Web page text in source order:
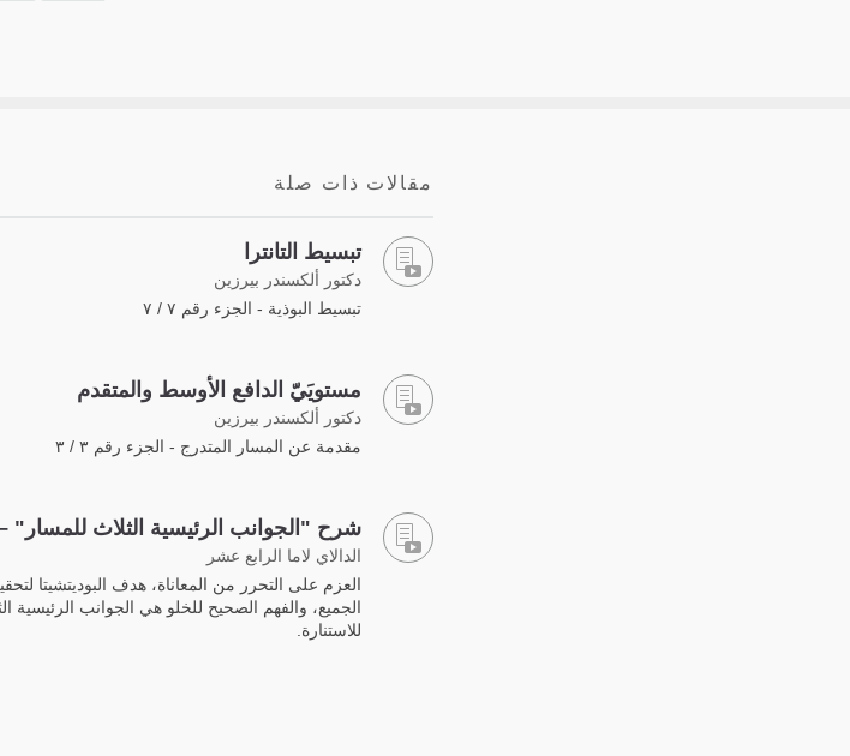
مقالات ذات صلة
تبسيط التانترا
دكتور ألكسندر بيرزين
تبسيط البوذية - الجزء رقم ٧ / ٧
مستويَيّ الدافع الأوسط والمتقدم
دكتور ألكسندر بيرزين
مقدمة عن المسار المتدرج - الجزء رقم ٣ / ٣
شرح "الجوانب الرئيسية الثلاث للمسار" –
الدالاي لاما الرابع عشر
العزم على التحرر من المعاناة، هدف البوديتشيتا
الجميع، والفهم الصحيح للخلو هي الجوانب الرئيسية
للاستنارة.